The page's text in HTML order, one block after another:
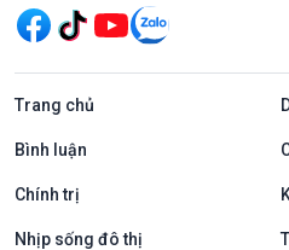
Trang chủ
Bình luận
Chính trị
Nhịp sống đô thị